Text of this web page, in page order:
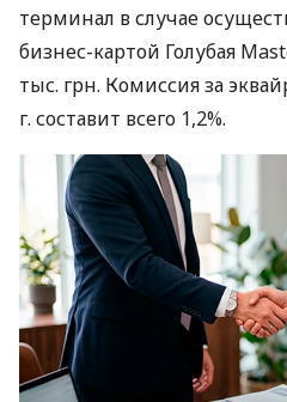
терминал в случае
бизнес-картой Голубая
тыс. грн. Комиссия за
г. составит всего 1,2%.